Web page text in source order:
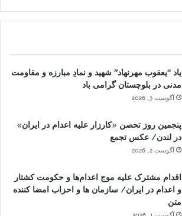
یاد “یعقوب مهرنهاد” شهید و نمادِ مبارزه و مقاومت
مدنی در بلوچستان گرامی باد
آگوست 3, 2026
پنجمین روز تحصن «کارزار علیه اعدام در ایران»
در لندن/ عکس تجمع
آگوست 2, 2026
اقدام مشترک علیه موج اعدام‌ها و حکومت کشتار
و اعدام در ایران/ سازمان ها و احزاب امضا کننده
متن